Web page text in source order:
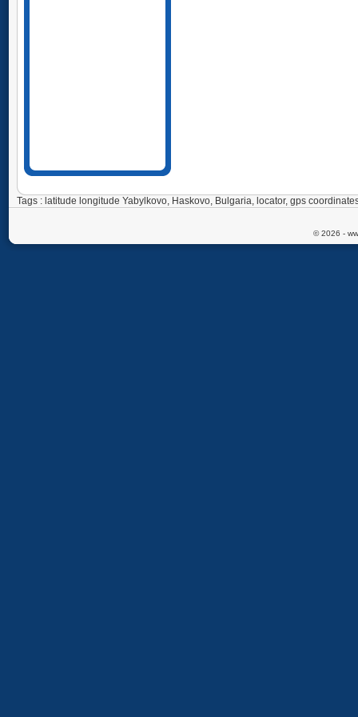
Tags : latitude longitude Yabylkovo, Haskovo, Bulgaria, locator, gps
© 2026 -